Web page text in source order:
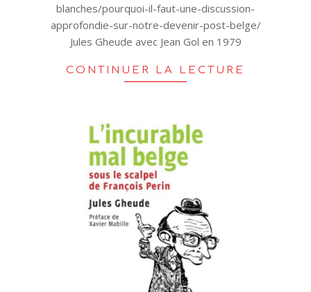
blanches/pourquoi-il-faut-une-discussion-
approfondie-sur-notre-devenir-post-belge/
Jules Gheude avec Jean Gol en 1979
CONTINUER LA LECTURE